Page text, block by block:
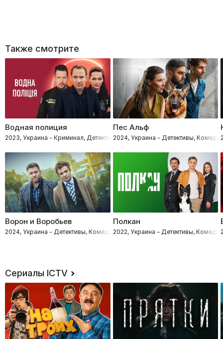
Также смотрите
Водная полиция
2023, Украина – Криминал, Детективы, Комедии, Процедуралы
Пес Альф
2024, Украина – Детективы,
Ворон и Воробьев
2024, Украина – Детективы, Комедии, Процедуралы
Полкан
2022, Украина – Детективы,
Сериалы ICTV